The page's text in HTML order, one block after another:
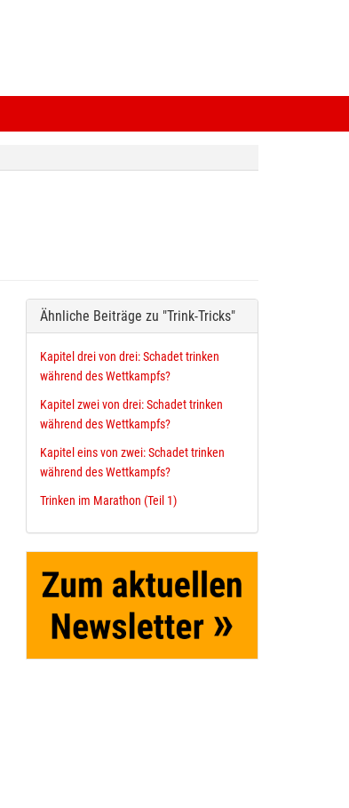
Ähnliche Beiträge zu "Trink-Tricks"
Kapitel drei von drei: Schadet trinken
während des Wettkampfs?
Kapitel zwei von drei: Schadet trinken
während des Wettkampfs?
Kapitel eins von zwei: Schadet trinken
während des Wettkampfs?
Trinken im Marathon (Teil 1)